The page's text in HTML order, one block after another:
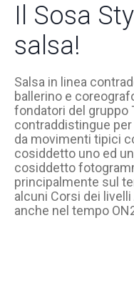
Il Sosa
salsa!
Salsa in linea
ballerino e
fondatori del gruppo
contraddistingue
da movimenti tipici
cosiddetto uno ed
cosiddetto
principalmente sul
alcuni Corsi dei
anche nel tempo